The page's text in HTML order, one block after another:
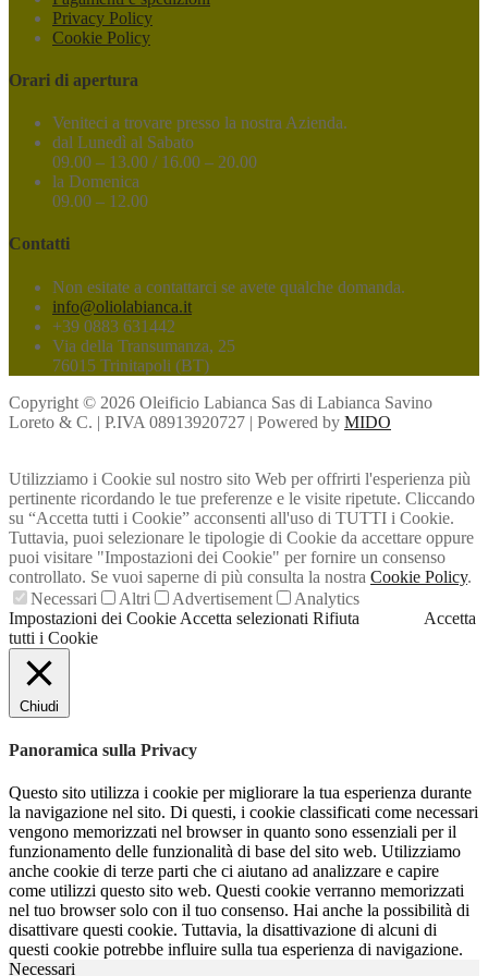
Privacy Policy
Cookie Policy
Orari di apertura
Veniteci a trovare presso la nostra Azienda.
dal Lunedì al Sabato
09.00 – 13.00 / 16.00 – 20.00
la Domenica
09.00 – 12.00
Contatti
Non esitate a contattarci se avete qualche domanda.
info@oliolabianca.it
+39 0883 631442
Via della Transumanza, 25
76015 Trinitapoli (BT)
Copyright © 2026 Oleificio Labianca Sas di Labianca Savino
Loreto & C. | P.IVA 08913920727 | Powered by MIDO
Utilizziamo i Cookie sul nostro sito Web per offrirti l'esperienza più
pertinente ricordando le tue preferenze e le visite ripetute. Cliccando
su “Accetta tutti i Cookie” acconsenti all'uso di TUTTI i Cookie.
Tuttavia, puoi selezionare le tipologie di Cookie da accettare oppure
puoi visitare "Impostazioni dei Cookie" per fornire un consenso
controllato. Se vuoi saperne di più consulta la nostra Cookie Policy.
Necessari
Altri Advertisement
Analytics
Impostazioni dei Cookie Accetta selezionati Rifiuta
Accetta
tutti i Cookie
Chiudi
Panoramica sulla Privacy
Questo sito utilizza i cookie per migliorare la tua esperienza durante
la navigazione nel sito. Di questi, i cookie classificati come necessari
vengono memorizzati nel browser in quanto sono essenziali per il
funzionamento delle funzionalità di base del sito web. Utilizziamo
anche cookie di terze parti che ci aiutano ad analizzare e capire
come utilizzi questo sito web. Questi cookie verranno memorizzati
nel tuo browser solo con il tuo consenso. Hai anche la possibilità di
disattivare questi cookie. Tuttavia, la disattivazione di alcuni di
questi cookie potrebbe influire sulla tua esperienza di navigazione.
Necessari